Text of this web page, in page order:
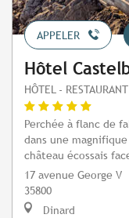
APPELER
Hôtel
HÔTEL - RESTAURANT
Perchée à flanc de
dans une
château écossais
17 avenue George V
35800
Dinard